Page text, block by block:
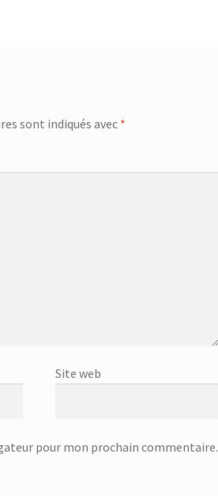
sont indiqués avec *
Site web
pour mon prochain commentaire.